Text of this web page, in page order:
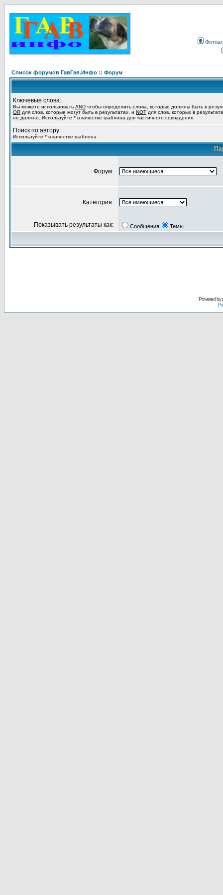
Список форумов ГавГав.Инфо :: Форум
Ключевые слова:
Вы можете использовать AND чтобы определить слова, которые должны быть в
OR для слов, которые могут быть в результатах, и NOT для слов, которых в
не должно. Используйте * в качестве шаблона для частичного совпадения.
Поиск по автору:
Используйте * в качестве шаблона
Форум:
Категория:
Показывать результаты как: Сообщения Темы
Powered by